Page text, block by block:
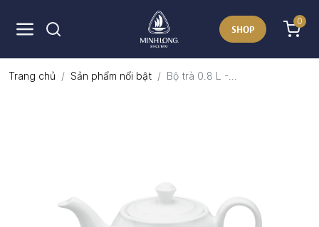
SHOP
0
Trang chủ Sản phẩm nổi bật Bộ trà 0.8 L -...